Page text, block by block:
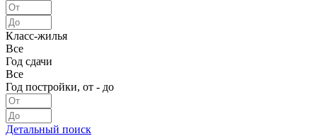
Класс-жилья
Все
Год сдачи
Все
Год постройки, от - до
Детальный поиск